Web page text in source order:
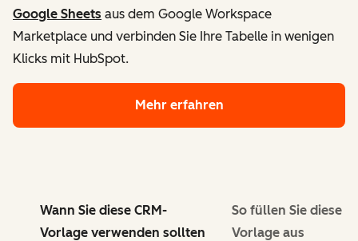
Google Sheets aus dem Google Workspace
Marketplace und verbinden Sie Ihre Tabelle in wenigen
Klicks mit HubSpot.
Mehr erfahren
Wann Sie diese CRM-
Vorlage verwenden sollten
So füllen Sie diese
Vorlage aus